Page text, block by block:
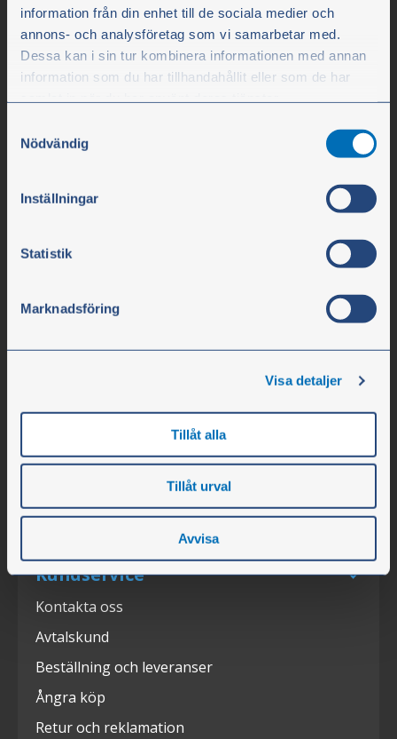
information från din enhet till de sociala medier och
annons- och analysföretag som vi samarbetar med.
Dessa kan i sin tur kombinera informationen med annan
information som du har tillhandahållit eller som de har
Du kan när som helst ändra ditt val. För att återkalla ditt
samtycke klickar du på ”Cookie-ikonen” längst ned till
Nödvändig
Inställningar
Statistik
Marknadsföring
Visa detaljer
Tillåt alla
Tillåt urval
Avvisa
Olssons i Ellös AB
Slätthultsvägen 12
Tfn 0304-75 10 10
Org.nr. 556617-0154
Öppettider
Nyheter
Mässor
Kundservice
Kontakta oss
Avtalskund
Beställning och leveranser
Ångra köp
Retur och reklamation